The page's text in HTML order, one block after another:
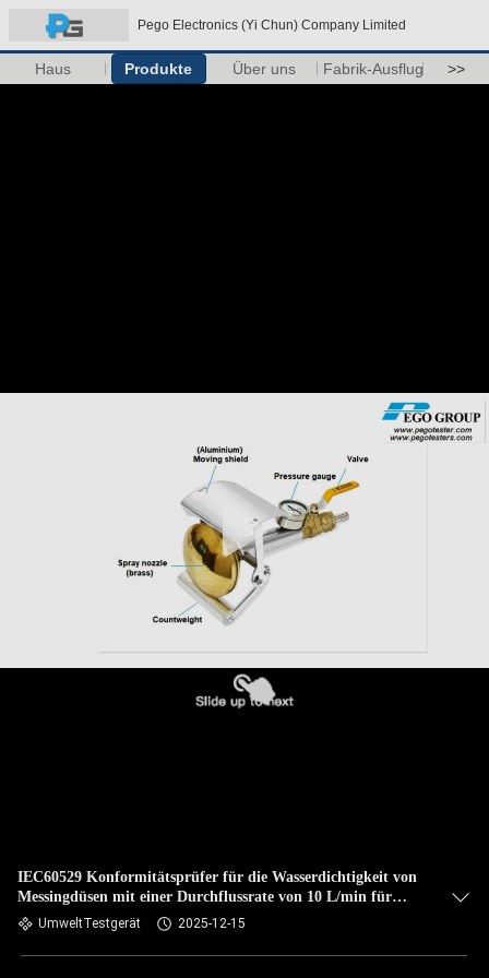
Pego Electronics (Yi Chun) Company Limited
Haus Produkte Über uns Fabrik-Ausflug >>
IEC60529 Konformitätsprüfer für die Wasserdichtigkeit von
Messingdüsen mit einer Durchflussrate von 10 L/min für
Prüfgeräte mit IPX3 und IPX4
UmweltTestgerät 2025-12-15